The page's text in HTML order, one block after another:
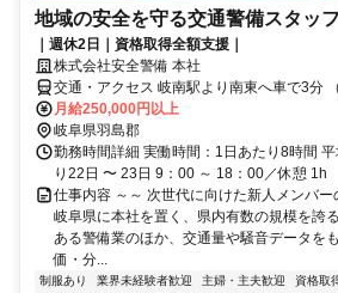
地域の安全を守る交通警備スタッフ
｜週休2日｜資格取得全額支援｜
株式会社安全警備 本社
交通・アクセス 岐南駅より南東へ車で3分
月給250,000円以上
岐阜県羽島郡
勤務時間詳細 実働時間：1日あたり8時間
り22日 〜 23日 9：00 ～ 18：00／休憩 1h
仕事内容 ～～ 次世代に向けた新人メンバー
岐阜県に本社を置く、県内有数の規模を誇
ある警備業のほか、交通量や騒音データを
価・分...
制服あり 業界未経験者歓迎 主婦・主夫歓迎 資格取